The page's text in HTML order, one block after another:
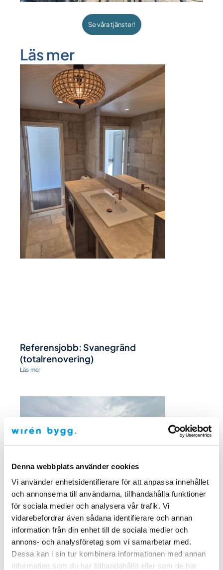
Denna webbplats använder cookies
Vi använder enhetsidentifierare för att anpassa innehållet
och annonserna till användarna, tillhandahålla funktioner
för sociala medier och analysera vår trafik. Vi
vidarebefordrar även sådana identifierare och annan
information från din enhet till de sociala medier och
annons- och analysföretag som vi samarbetar med.
Dessa kan i sin tur kombinera informationen med annan
information som du har tillhandahållit eller som de har
Läs mer
Referensjobb: Svanegränd
(totalrenovering)
Läs mer
Se våra tjänster!